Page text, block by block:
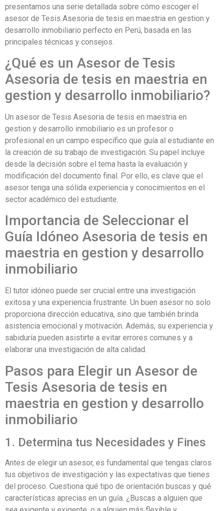
presentamos una serie detallada sobre cómo escoger el
asesor de Tesis Asesoria de tesis en maestria en gestion y
desarrollo inmobiliario perfecto en Perú, basada en las
principales técnicas y consejos.
¿Qué es un Asesor de Tesis
Asesoria de tesis en maestria en
gestion y desarrollo inmobiliario?
Un asesor de Tesis Asesoria de tesis en maestria en
gestion y desarrollo inmobiliario es un profesor o
profesional en un campo específico que guía al estudiante en
la creación de su trabajo de investigación. Su papel incluye
desde la decisión sobre el tema hasta la evaluación y
modificación del documento final. Por ello, es clave que el
asesor tenga una sólida experiencia y conocimientos en el
sector académico del estudiante.
Importancia de Seleccionar el
Guía Idóneo Asesoria de tesis en
maestria en gestion y desarrollo
inmobiliario
El tutor idóneo puede ser crucial entre una investigación
exitosa y una experiencia frustrante. Un buen asesor no solo
proporciona dirección educativa, sino que también brinda
asistencia emocional y motivación. Además, su experiencia y
sabiduría pueden asistirte a evitar errores comunes y a
elaborar una investigación de alta calidad.
Pasos para Elegir un Asesor de
Tesis Asesoria de tesis en
maestria en gestion y desarrollo
inmobiliario
1. Determina tus Necesidades y Fines
Antes de elegir un asesor, es fundamental que tengas claros
tus objetivos de investigación y las expectativas que tienes
del proceso. Cuestiona qué tipo de orientación buscas y qué
características aprecias en un guía. ¿Buscas a alguien que